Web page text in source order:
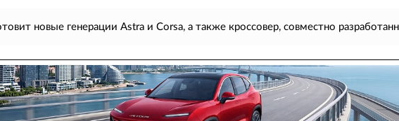
новые генерации Astra и Corsa, а также кроссовер, совместно